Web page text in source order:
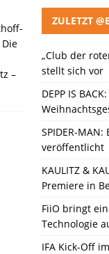
–
ZULETZT
„Club der
stellt sich vor
DEPP IS
SPIDER-
veröffentlicht
KAULITZ &
Premiere in
FiiO bringt
Technologie
IFA Kick-Off